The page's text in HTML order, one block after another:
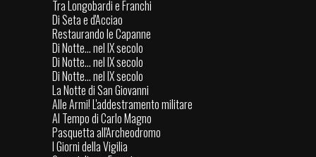
Tra Longobardi e Franchi
Di Seta e d'Acciao
Restaurando le Capanne
Di Notte... nel IX secolo
Di Notte... nel IX secolo
Di Notte... nel IX secolo
La Notte di San Giovanni
Alle Armi! L'addestramento militare
Al Tempo di Carlo Magno
Pasquetta all'Archeodromo
I Giorni della Vigilia